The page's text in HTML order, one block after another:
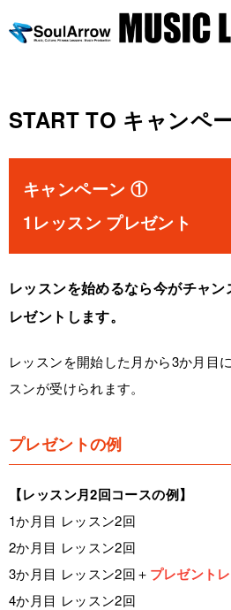
START TO キャンペ
キャンペーン ①
1レッスン プレゼント
レッスンを始めるなら今がチャ
レゼントします。
レッスンを開始した月から3か月目
スンが受けられます。
プレゼントの例
【レッスン月2回コースの例】
1か月目 レッスン2回
2か月目 レッスン2回
3か月目 レッスン2回＋ プレゼント
4か月目 レッスン2回